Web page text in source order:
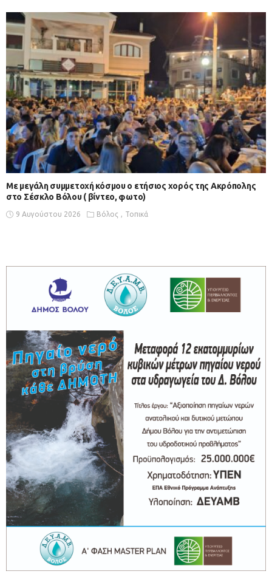
Με μεγάλη συμμετοχή κόσμου ο ετήσιος χορός της Ακρόπολης
στο Σέσκλο Βόλου ( βίντεο, φωτο)
9 Αυγούστου 2026 Βόλος Τοπικά